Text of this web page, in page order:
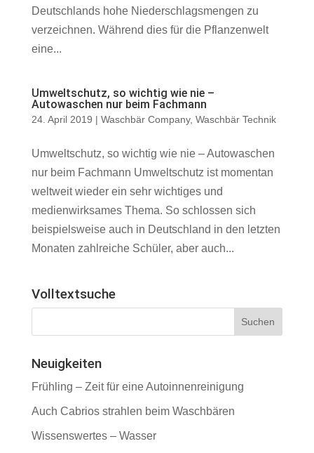
Deutschlands hohe Niederschlagsmengen zu
verzeichnen. Während dies für die Pflanzenwelt
eine...
Umweltschutz, so wichtig wie nie –
Autowaschen nur beim Fachmann
24. April 2019 | Waschbär Company, Waschbär Technik
Umweltschutz, so wichtig wie nie – Autowaschen
nur beim Fachmann Umweltschutz ist momentan
weltweit wieder ein sehr wichtiges und
medienwirksames Thema. So schlossen sich
beispielsweise auch in Deutschland in den letzten
Monaten zahlreiche Schüler, aber auch...
Volltextsuche
Neuigkeiten
Frühling – Zeit für eine Autoinnenreinigung
Auch Cabrios strahlen beim Waschbären
Wissenswertes – Wasser